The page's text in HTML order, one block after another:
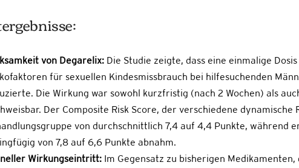
von Degarelix:Die Studie zeigte, dass eine einmalige
für sexuellen Kindesmissbrauch bei hilfesuchenden
Die Wirkung war sowohl kurzfristig (nach 2 Wochen) als
Der Composite Risk Score, der verschiedene
von durchschnittlich 7,4 auf 4,4 Punkte, während
von 7,8 auf 6,6 Punkte abnahm.
Wirkungseintritt:Im Gegensatz zu bisherigen